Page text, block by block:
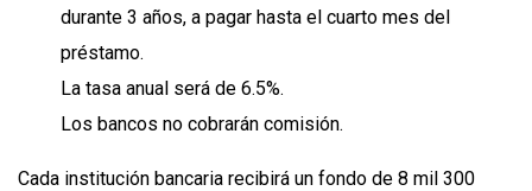
durante 3 años, a pagar hasta el cuarto mes del
préstamo.
La tasa anual será de 6.5%.
Los bancos no cobrarán comisión.
Cada institución bancaria recibirá un fondo de 8 mil 300